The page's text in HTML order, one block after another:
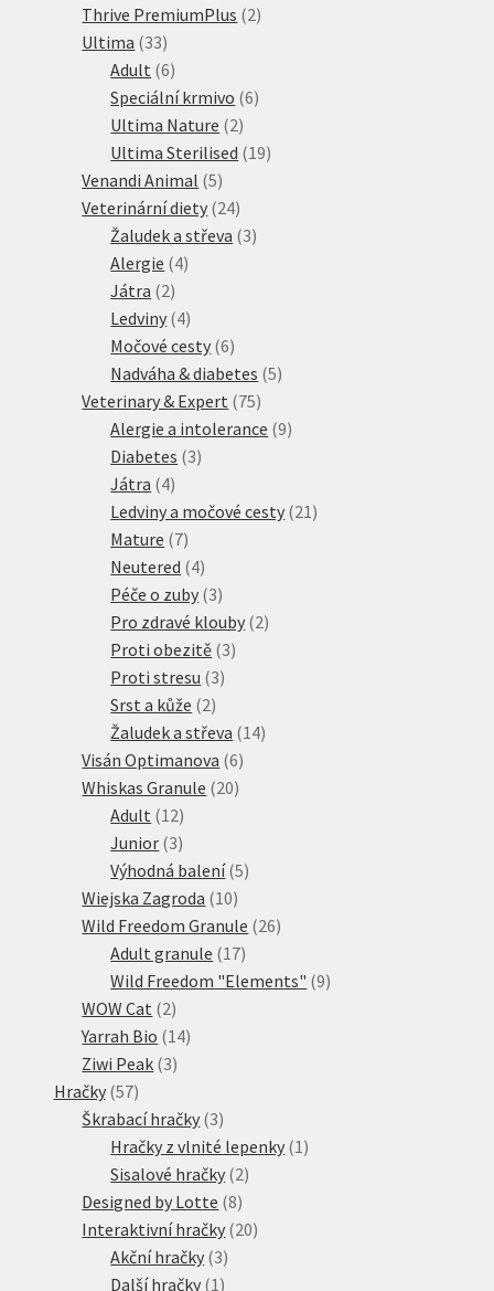
produktů
Thrive PremiumPlus 22
Ultima 3333
produktů
Adult 66
produktů
Speciální krmivo 66
Ultima Nature 22
produkty
Ultima Sterilised 1919
Venandi Animal 55
produktů
Veterinární diety 2424
produktů
Žaludek a střeva 33
Alergie 44
Játra 22
produkty
Ledviny 44
produkty
Močové cesty 66
produktů
Nadváha & diabetes 55
Veterinary & Expert 7575
produktů
Alergie a intolerance 99
Diabetes 33
Játra 44
produkty
Ledviny a močové cesty 21 21
Mature 77
produktů
Neutered 44
produkty
Péče o zuby 33
produkty
Pro zdravé klouby 22
Proti obezitě 33
Proti stresu 33
Srst a kůže 22
produkty
Žaludek a střeva 1414
Visán Optimanova 66
produktů
Whiskas Granule 2020
Adult 1212
produktů
Junior 33
produkty
Výhodná balení 55
Wiejska Zagroda 1010
produktů
Wild Freedom Granule 2626
Adult granule 1717
produktů
Wild Freedom "Elements" 99
WOW Cat 22
produkty
Yarrah Bio 1414
Ziwi Peak 33
Hračky 5757
produktů
Škrabací hračky 33
produkty
Hračky z vlnité lepenky 1 1
Sisalové hračky 22
Designed by Lotte 88
produktů
Interaktivní hračky 2020
Akční hračky 33
produkty
Další hračky 1 1